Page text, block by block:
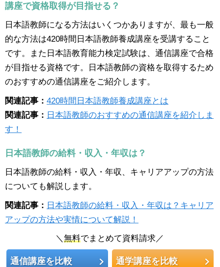
講座で資格取得が目指せる？
日本語教師になる方法はいくつかありますが、最も一般
的な方法は420時間日本語教師養成講座を受講すること
です。また日本語教育能力検定試験は、通信講座で合格
が目指せる資格です。日本語教師の資格を取得するため
のおすすめの通信講座をご紹介します。
関連記事： 420時間日本語教師養成講座とは
関連記事： 日本語教師のおすすめの通信講座を紹介しま
す！
日本語教師の給料・収入・年収は？
日本語教師の給料・収入・年収、キャリアアップの方法
についても解説します。
関連記事： 日本語教師の給料・収入・年収は？キャリア
アップの方法や実情について解説！
＼無料でまとめて資料請求／
通信講座を比較 通学講座を比較